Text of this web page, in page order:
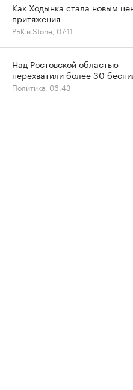
Как Ходынка стала новым
притяжения
РБК и Stone, 07:11
Над Ростовской областью
перехватили более 30
Политика, 06:43